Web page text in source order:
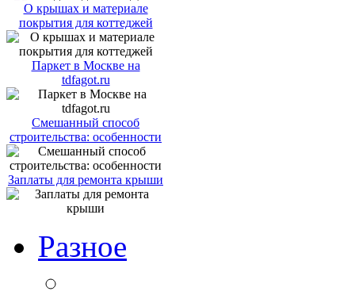
О крышах и материале
покрытия для коттеджей
Паркет в Москве на
tdfagot.ru
Смешанный способ
строительства: особенности
Заплаты для ремонта крыши
Разное